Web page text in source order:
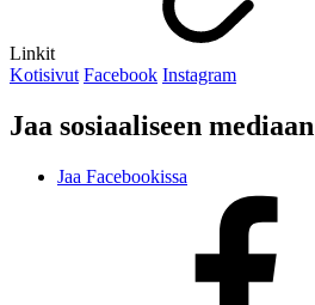
Linkit
Kotisivut Facebook Instagram
Jaa sosiaaliseen mediaan
Jaa Facebookissa